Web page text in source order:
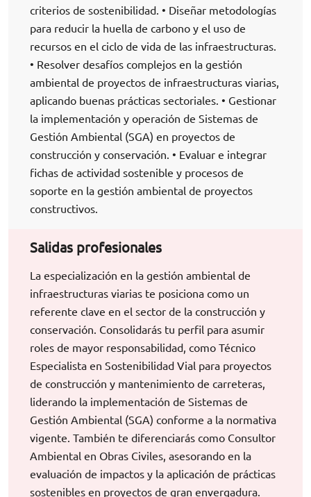
criterios de sostenibilidad. • Diseñar metodologías
para reducir la huella de carbono y el uso de
recursos en el ciclo de vida de las infraestructuras.
• Resolver desafíos complejos en la gestión
ambiental de proyectos de infraestructuras viarias,
aplicando buenas prácticas sectoriales. • Gestionar
la implementación y operación de Sistemas de
Gestión Ambiental (SGA) en proyectos de
construcción y conservación. • Evaluar e integrar
fichas de actividad sostenible y procesos de
soporte en la gestión ambiental de proyectos
constructivos.
Salidas profesionales
La especialización en la gestión ambiental de
infraestructuras viarias te posiciona como un
referente clave en el sector de la construcción y
conservación. Consolidarás tu perfil para asumir
roles de mayor responsabilidad, como Técnico
Especialista en Sostenibilidad Vial para proyectos
de construcción y mantenimiento de carreteras,
liderando la implementación de Sistemas de
Gestión Ambiental (SGA) conforme a la normativa
vigente. También te diferenciarás como Consultor
Ambiental en Obras Civiles, asesorando en la
evaluación de impactos y la aplicación de prácticas
sostenibles en proyectos de gran envergadura.